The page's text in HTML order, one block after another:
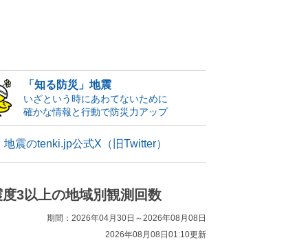
「知る防災」地震
いざという時にあわてないために
確かな情報と行動で防災力アップ
地震のtenki.jp公式X（旧Twitter）
度3以上の地域別観測回数
期間：2026年04月30日～2026年08月08日
2026年08月08日01:10更新